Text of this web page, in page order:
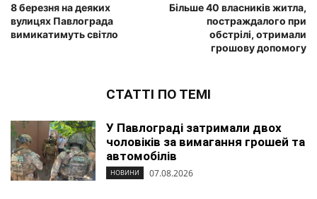
8 березня на деяких
вулицях Павлограда
вимикатимуть світло
Більше 40 власників житла,
постраждалого при
обстрілі, отримали
грошову допомогу
СТАТТІ ПО ТЕМІ
У Павлограді затримали двох
чоловіків за вимагання грошей та
автомобілів
НОВИНИ 07.08.2026